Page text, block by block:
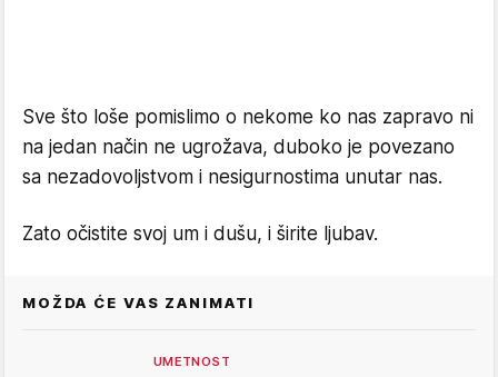
Sve što loše pomislimo o nekome ko nas zapravo ni
na jedan način ne ugrožava, duboko je povezano
sa nezadovoljstvom i nesigurnostima unutar nas.
Zato očistite svoj um i dušu, i širite ljubav.
MOŽDA ĆE VAS ZANIMATI
UMETNOST